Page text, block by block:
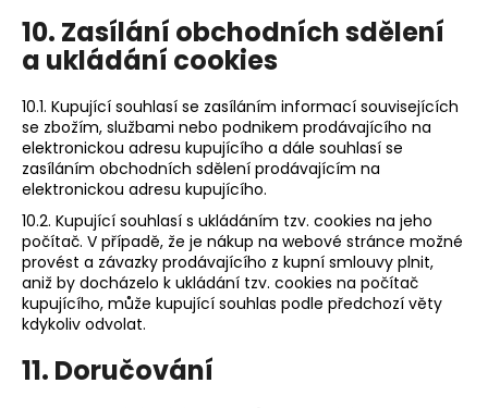
10. Zasílání obchodních sdělení
a ukládání cookies
10.1. Kupující souhlasí se zasíláním informací souvisejících
se zbožím, službami nebo podnikem prodávajícího na
elektronickou adresu kupujícího a dále souhlasí se
zasíláním obchodních sdělení prodávajícím na
elektronickou adresu kupujícího.
10.2. Kupující souhlasí s ukládáním tzv. cookies na jeho
počítač. V případě, že je nákup na webové stránce možné
provést a závazky prodávajícího z kupní smlouvy plnit,
aniž by docházelo k ukládání tzv. cookies na počítač
kupujícího, může kupující souhlas podle předchozí věty
kdykoliv odvolat.
11. Doručování